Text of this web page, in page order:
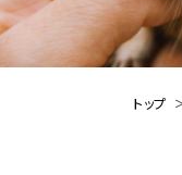
トップ